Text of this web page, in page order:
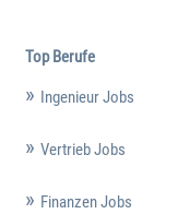
Top Berufe
Ingenieur Jobs
Vertrieb Jobs
Finanzen Jobs